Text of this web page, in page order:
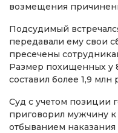
возмещения
Подсудимый
передавали ему свои
пресечены
Размер похищенных у
составил более 1,9 млн
Суд с учетом позиции
приговорил мужчину
отбыванием